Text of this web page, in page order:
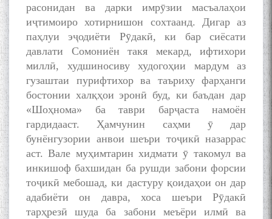
расонидан ва дарки имрӯзии масъалаҳои
иҷтимоиро хотирнишон сохтаанд. Дигар аз
паҳлуи эҷодиёти Рӯдакӣ, ки бар сиёсати
давлати Сомониён такя мекард, ифтихори
миллӣ, худшиносиву худогоҳии мардум аз
гузаштаи пурифтихор ва таъриху фарҳанги
бостонии халқҳои эронӣ буд, ки баъдан дар
«Шоҳнома» ба таври барҷаста намоён
гардидааст. Ҳамчунин саҳми ӯ дар
бунёнгузории анвои шеъри тоҷикӣ назаррас
аст. Вале муҳимтарин хидмати ӯ такомул ва
инкишоф бахшидан ба рушди забони форсии
тоҷикӣ мебошад, ки дастуру қоидаҳои он дар
адабиёти он давра, хоса шеъри Рӯдакӣ
тарҳрезӣ шуда ба забони меъёри илмӣ ва
به عبارت دیگر: گفتگو با مومن
قناعت Mumin Qanoat
Сухбати навқаламон бо
Муъмин Қаноат\Meeting of
young talents with Mumyin
Kanoat